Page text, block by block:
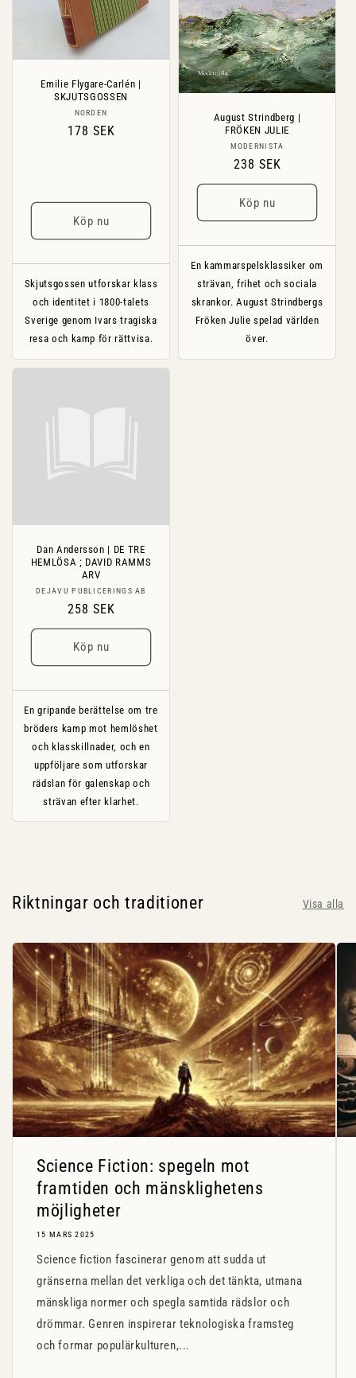
l
Emilie Flygare-Carlén |
SKJUTSGOSSEN
Säljare:
NORDEN
Ordinarie
178 SEK
Köp nu
Skjutsgossen utforskar klass
och identitet i 1800-talets
Sverige genom Ivars tragiska
resa och kamp för rättvisa.
August Strindberg |
FRÖKEN JULIE
Säljare:
MODERNISTA
Ordinarie
pris
238 SEK
Köp nu
En kammarspelsklassiker om
strävan, frihet och sociala
skrankor. August Strindbergs
Fröken Julie spelad världen
över.
Dan Andersson | DE TRE
HEMLÖSA ; DAVID RAMMS
ARV
Säljare:
DEJAVU PUBLICERINGS AB
Ordinarie
pris
258 SEK
Köp nu
En gripande berättelse om tre
bröders kamp mot hemlöshet
och klasskillnader, och en
uppföljare som utforskar
rädslan för galenskap och
strävan efter klarhet.
Riktningar och traditioner Visa alla
Science Fiction: spegeln mot
framtiden och mänsklighetens
möjligheter
15 MARS 2025
Science fiction fascinerar genom att sudda ut
gränserna mellan det verkliga och det tänkta, utmana
mänskliga normer och spegla samtida rädslor och
drömmar. Genren inspirerar teknologiska framsteg
och formar populärkulturen,...